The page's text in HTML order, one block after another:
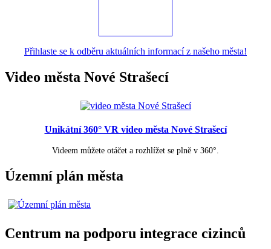
Přihlaste se k odběru aktuálních informací z našeho města!
Video města Nové Strašecí
Unikátní 360° VR video města Nové Strašecí
Videem můžete otáčet a rozhlížet se plně v 360°.
Územní plán města
Centrum na podporu integrace cizinců